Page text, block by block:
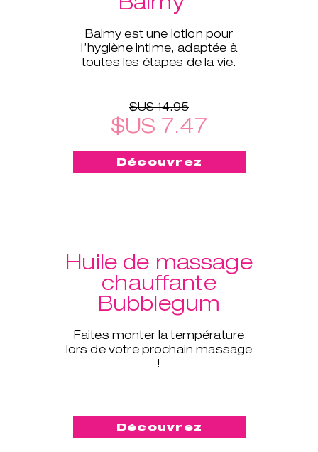
Balmy est une lotion pour
l’hygiène intime, adaptée à
toutes les étapes de la vie.
$US 14.95
$US 7.47
Découvrez
Huile de massage
chauffante
Bubblegum
Faites monter la température
lors de votre prochain massage
!
Découvrez